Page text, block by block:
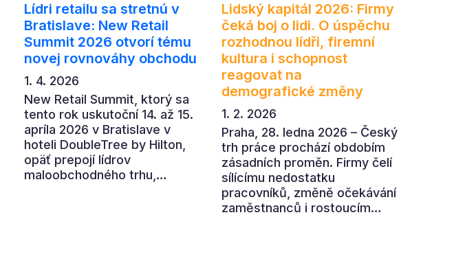
Lídri retailu sa stretnú v
Bratislave: New Retail
Summit 2026 otvorí tému
novej rovnováhy obchodu
1. 4. 2026
New Retail Summit, ktorý sa
tento rok uskutoční 14. až 15.
apríla 2026 v Bratislave v
hoteli DoubleTree by Hilton,
opäť prepojí lídrov
maloobchodného trhu,
Lidský kapitál 2026: Firmy
čeká boj o lidi. O úspěchu
rozhodnou lídři, firemní
kultura i schopnost
reagovat na
demografické změny
1. 2. 2026
Praha, 28. ledna 2026 – Český
trh práce prochází obdobím
zásadních proměn. Firmy čelí
sílícímu nedostatku
pracovníků, změně očekávání
zaměstnanců i rostoucím